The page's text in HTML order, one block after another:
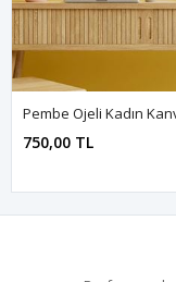
750,00 TL